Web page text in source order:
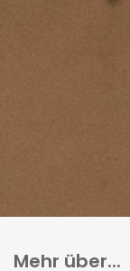
Mehr über...